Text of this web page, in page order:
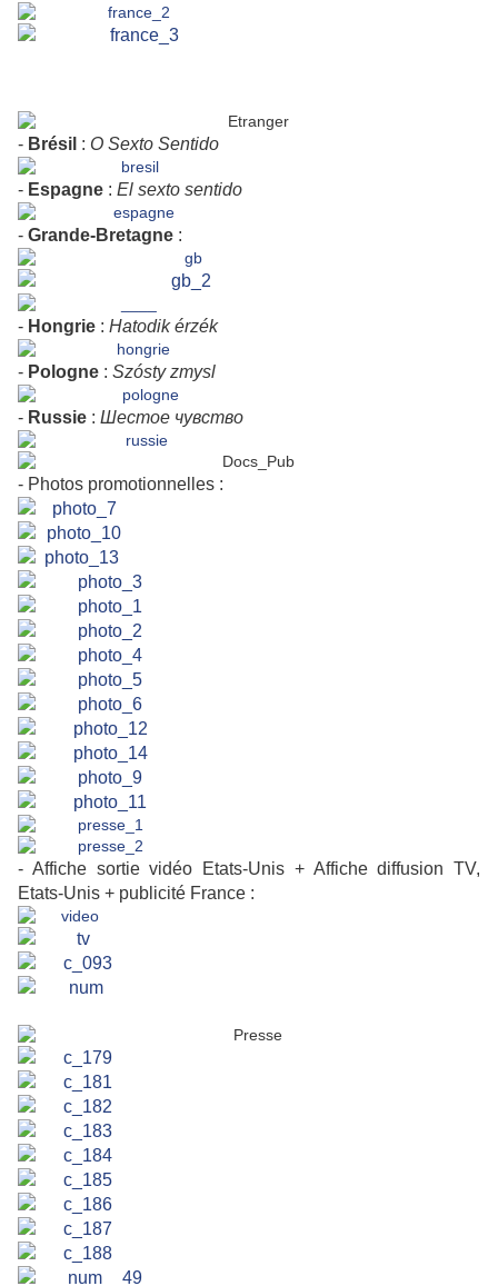
- Brésil : O Sexto Sentido
- Espagne : El sexto sentido
- Grande-Bretagne :
- Hongrie : Hatodik érzék
- Pologne : Szósty zmysl
- Russie : Шестое чувство
- Photos promotionnelles :
- Affiche sortie vidéo Etats-Unis + Affiche diffusion TV,
Etats-Unis + publicité France :